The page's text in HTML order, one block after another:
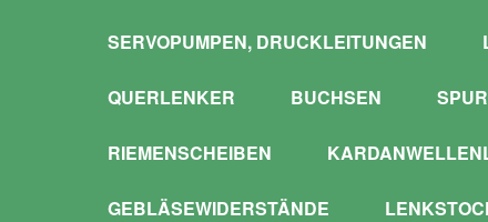
SERVOPUMPEN, DRUCKLEITUNGEN
QUERLENKER BUCHSEN
RIEMENSCHEIBEN
GEBLÄSEWIDERSTÄNDE